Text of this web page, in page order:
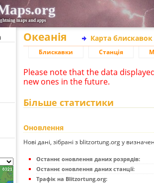
maps and apps
Океанія Карта
Блискавки Станція
Please note that the data
new ones in the future.
Більше статистики
Оновлення
Нові дані, зібрані з blitzortung.org у
Останнє оновлення даних розрядів:
Останнє оновлення даних станції:
Трафік на Blitzortung.org: